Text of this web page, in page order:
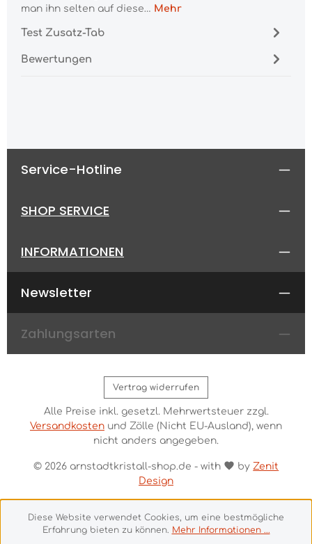
man ihn selten auf diese… Mehr
Test Zusatz-Tab
Bewertungen
Service-Hotline
SHOP SERVICE
INFORMATIONEN
Newsletter
Zahlungsarten
Vertrag widerrufen
© 2026 arnstadtkristall-shop.de - with by Zenit
Design
Alle Preise inkl. gesetzl. Mehrwertsteuer zzgl.
Versandkosten und Zölle (Nicht EU-Ausland), wenn
nicht anders angegeben.
Diese Website verwendet Cookies, um eine bestmögliche
Erfahrung bieten zu können. Mehr Informationen ...